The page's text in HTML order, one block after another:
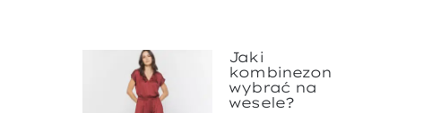
Jaki
kombinezon
wybrać na
wesele?